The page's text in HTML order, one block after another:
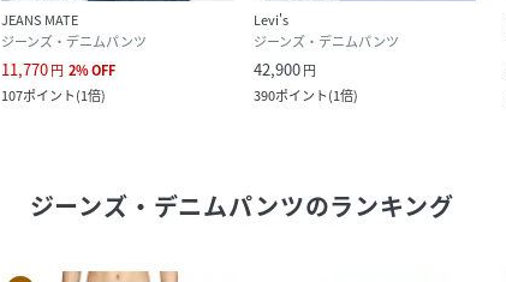
JEANS MATE
ジーンズ・デニムパンツ
11,770円 2%OFF
107ポイント(1倍)
Levi's
ジーンズ・デニムパンツ
42,900円
390ポイント(1倍)
ジーンズ・デニムパンツのランキング